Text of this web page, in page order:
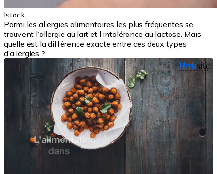
Istock
Parmi les allergies alimentaires les plus fréquentes se
trouvent l’allergie au lait et l’intolérance au lactose. Mais
quelle est la différence exacte entre ces deux types
d’allergies ?